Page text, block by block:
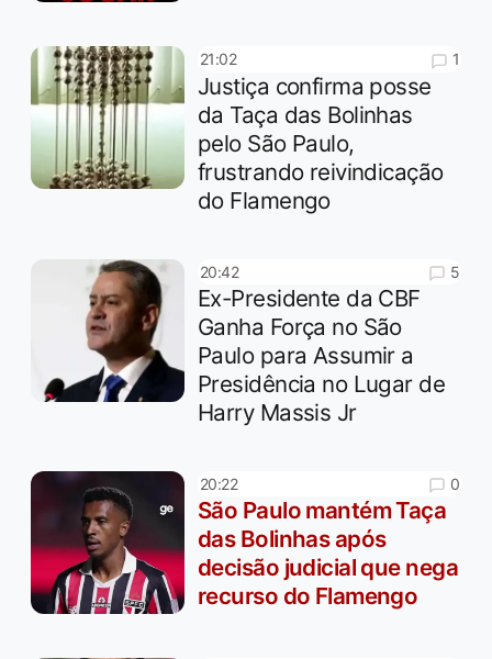
21:02 1
Justiça confirma posse
da Taça das Bolinhas
pelo São Paulo,
frustrando reivindicação
do Flamengo
20:42 5
Ex-Presidente da CBF
Ganha Força no São
Paulo para Assumir a
Presidência no Lugar de
Harry Massis Jr
20:22 0
São Paulo mantém Taça
das Bolinhas após
decisão judicial que nega
recurso do Flamengo